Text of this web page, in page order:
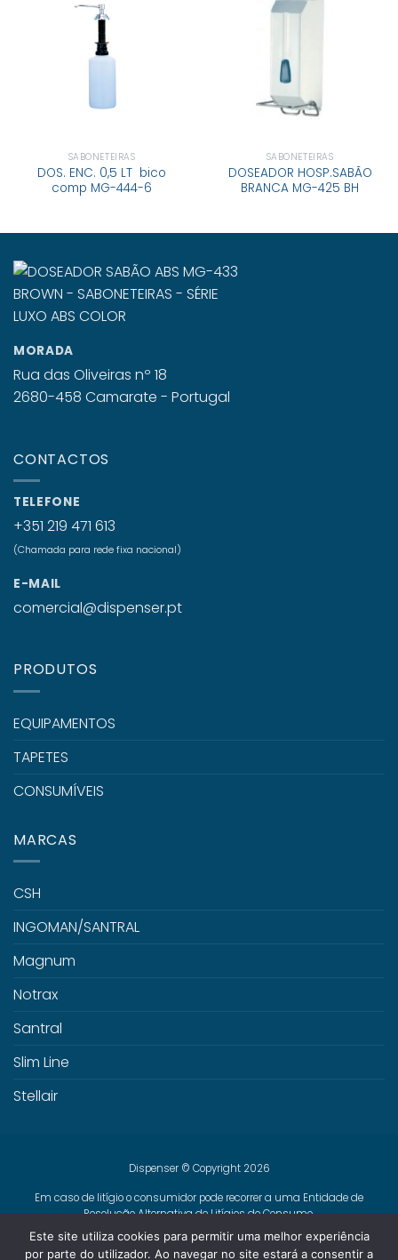
SABONETEIRAS
DOS. ENC. 0,5 LT bico
comp MG-444-6
SABONETEIRAS
DOSEADOR HOSP.SABÃO
BRANCA MG-425 BH
MORADA
Rua das Oliveiras nº 18
2680-458 Camarate - Portugal
CONTACTOS
TELEFONE
+351 219 471 613
(Chamada para rede fixa nacional)
E-MAIL
comercial@dispenser.pt
PRODUTOS
EQUIPAMENTOS
TAPETES
CONSUMÍVEIS
MARCAS
CSH
INGOMAN/SANTRAL
Magnum
Notrax
Santral
Slim Line
Stellair
Dispenser © Copyright 2026
Em caso de litígio o consumidor pode recorrer a uma Entidade de
Resolução Alternativa de Litígios de Consumo.
Centro de Arbitragem de Conflitos de Consumo de Lisboa
www.centroarbitragemlisboa.pt
Mais informações em Portal do
Este site utiliza cookies para permitir uma melhor experiência
por parte do utilizador. Ao navegar no site estará a consentir a